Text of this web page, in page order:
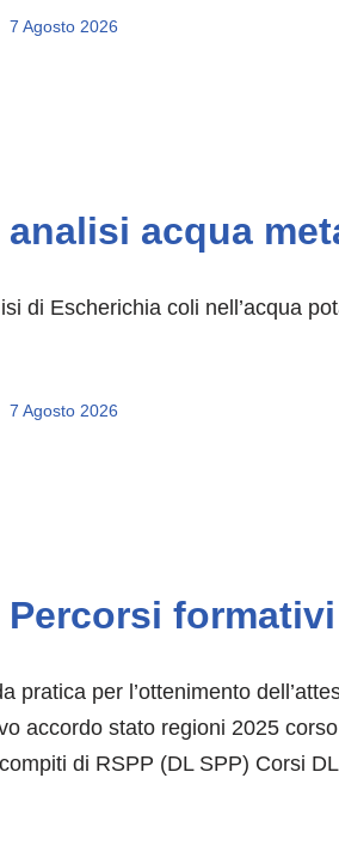
7 Agosto 2026
analisi acqua
di Escherichia coli nell’acqua
7 Agosto 2026
Percorsi
pratica per l’ottenimento
accordo stato regioni 2025
di RSPP (DL SPP) Corsi